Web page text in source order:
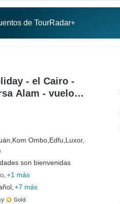
de TourRadar+
- el Cairo -
Alam - vuelo
Kom Ombo, Edfu, Luxor,
son bienvenidas
+1 más
+7 más